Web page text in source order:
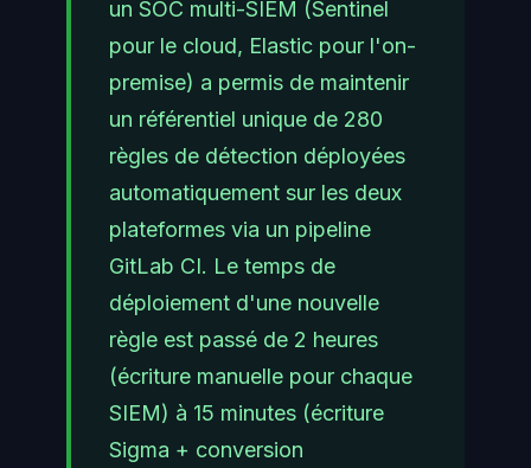
un SOC multi-SIEM (Sentinel
pour le cloud, Elastic pour l'on-
premise) a permis de maintenir
un référentiel unique de 280
règles de détection déployées
automatiquement sur les deux
plateformes via un pipeline
GitLab CI. Le temps de
déploiement d'une nouvelle
règle est passé de 2 heures
(écriture manuelle pour chaque
SIEM) à 15 minutes (écriture
Sigma + conversion